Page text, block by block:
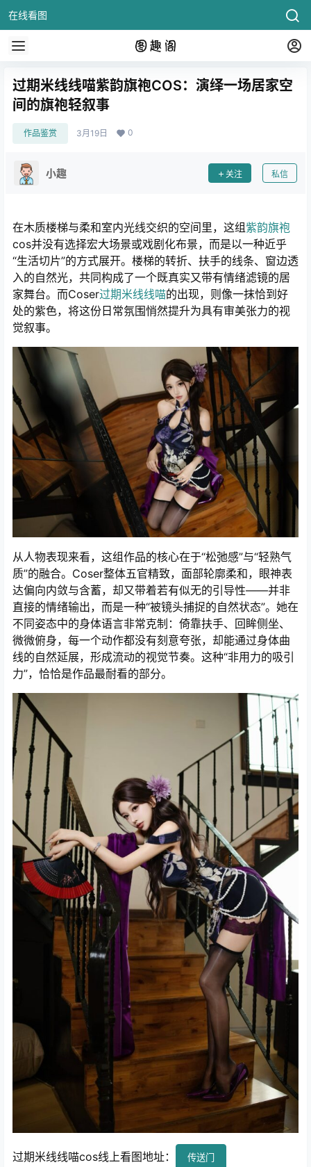
在线看图
过期米线线喵紫韵旗袍COS：演绎一场居家空
间的旗袍轻叙事
作品鉴赏 3月19日 0
小趣 关注 私信
在木质楼梯与柔和室内光线交织的空间里，这组紫韵旗袍
cos并没有选择宏大场景或戏剧化布景，而是以一种近乎
“生活切片”的方式展开。楼梯的转折、扶手的线条、窗边透
入的自然光，共同构成了一个既真实又带有情绪滤镜的居
家舞台。而Coser过期米线线喵的出现，则像一抹恰到好
处的紫色，将这份日常氛围悄然提升为具有审美张力的视
觉叙事。
从人物表现来看，这组作品的核心在于“松弛感”与“轻熟气
质”的融合。Coser整体五官精致，面部轮廓柔和，眼神表
达偏向内敛与含蓄，却又带着若有似无的引导性——并非
直接的情绪输出，而是一种“被镜头捕捉的自然状态”。她在
不同姿态中的身体语言非常克制：倚靠扶手、回眸侧坐、
微微俯身，每一个动作都没有刻意夸张，却能通过身体曲
线的自然延展，形成流动的视觉节奏。这种“非用力的吸引
力”，恰恰是作品最耐看的部分。
过期米线线喵cos线上看图地址： 传送门